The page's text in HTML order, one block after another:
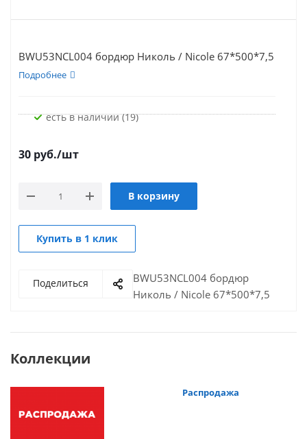
BWU53NCL004 бордюр Николь / Nicole 67*500*7,5
Подробнее
Есть в наличии (19)
30 руб./шт
В корзину
Купить в 1 клик
Поделиться
BWU53NCL004 бордюр
Николь / Nicole 67*500*7,5
Коллекции
Распродажа